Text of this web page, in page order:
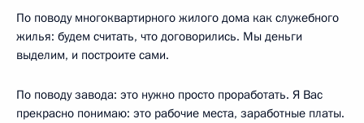
По поводу многоквартирного жилого дома как служебного
жилья: будем считать, что договорились. Мы деньги
выделим, и построите сами.
По поводу завода: это нужно просто проработать. Я Вас
прекрасно понимаю: это рабочие места, заработные платы.